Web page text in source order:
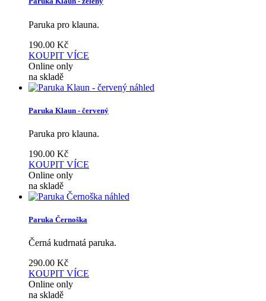
Paruka pro klauna.
190.00 Kč
KOUPIT VÍCE
Online only
na skladě
náhled
Paruka Klaun - červený
Paruka pro klauna.
190.00 Kč
KOUPIT VÍCE
Online only
na skladě
náhled
Paruka Černoška
Černá kudrnatá paruka.
290.00 Kč
KOUPIT VÍCE
Online only
na skladě